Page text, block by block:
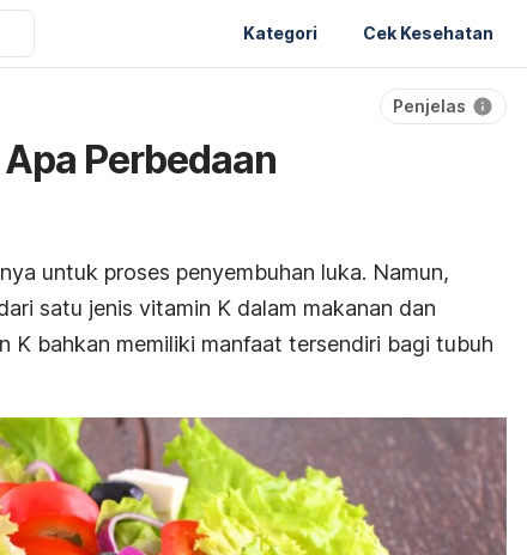
Kategori Cek Kesehatan
Penjelas
Perbedaan
untuk proses penyembuhan luka. Namun,
satu jenis vitamin K dalam makanan dan
K bahkan memiliki manfaat tersendiri bagi tubuh